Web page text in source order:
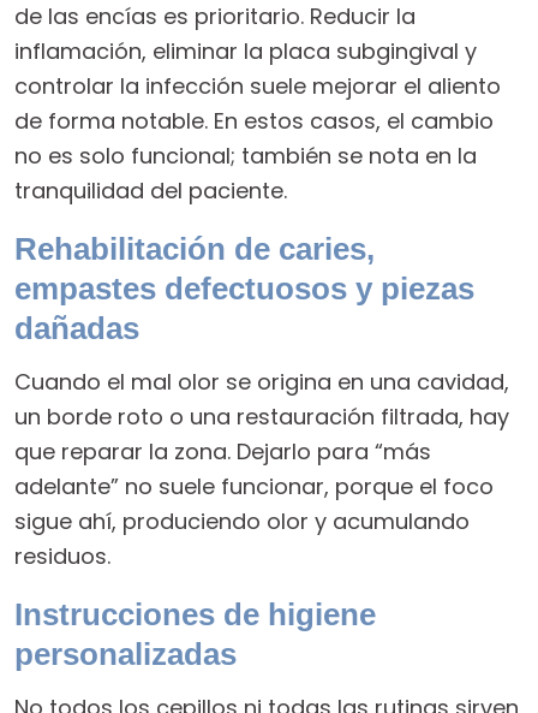
de las encías es prioritario. Reducir la
inflamación, eliminar la placa subgingival y
controlar la infección suele mejorar el aliento
de forma notable. En estos casos, el cambio
no es solo funcional; también se nota en la
tranquilidad del paciente.
Rehabilitación de caries,
empastes defectuosos y piezas
dañadas
Cuando el mal olor se origina en una cavidad,
un borde roto o una restauración filtrada, hay
que reparar la zona. Dejarlo para “más
adelante” no suele funcionar, porque el foco
sigue ahí, produciendo olor y acumulando
residuos.
Instrucciones de higiene
personalizadas